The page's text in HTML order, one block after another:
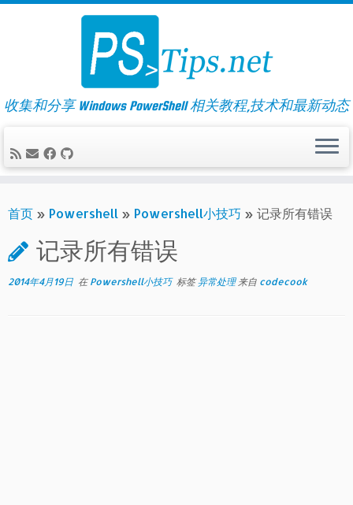
Skip
收集和分享 Windows PowerShell 相关教程,技术和最新动态
首页 » Powershell » Powershell小技巧 » 记录所有错误
记录所有错误
2014年4月19日 在 Powershell小技巧 标签异常处理 来自 codecook